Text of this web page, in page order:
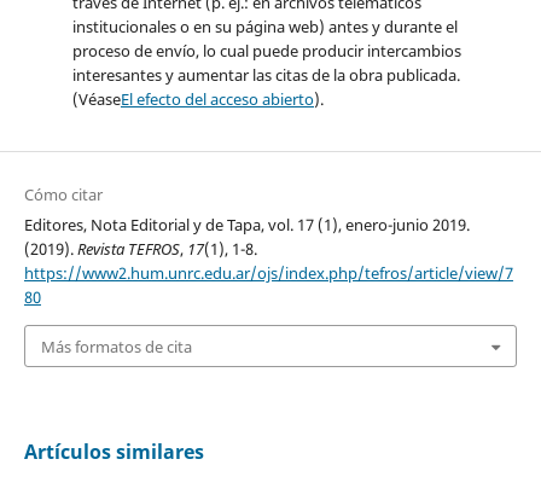
institucionales o en su página web) antes y durante el
proceso de envío, lo cual puede producir intercambios
interesantes y aumentar las citas de la obra publicada.
(VéaseEl efecto del acceso abierto).
Cómo citar
Editores, Nota Editorial y de Tapa, vol. 17 (1), enero-junio 2019.
(2019).Revista TEFROS, 17(1), 1-8.
https://www2.hum.unrc.edu.ar/ojs/index.php/tefros/article/view/7
80
Más formatos de cita
Artículos similares